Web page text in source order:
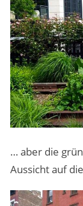
… aber die
Aussicht auf